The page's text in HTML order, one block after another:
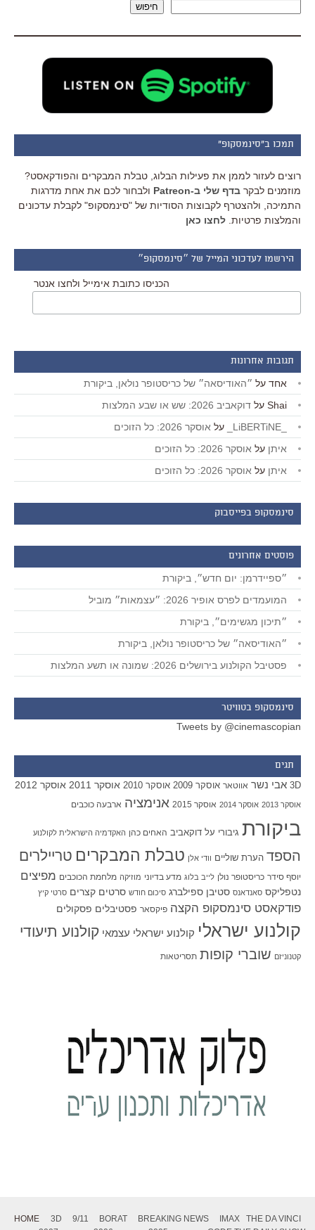
חיפוש
תמכו ב"סינמסקופ"
רוצים לעזור לממן את פעילות הבלוג, טבלת המבקרים והפודקאסט?
מוזמנים לבקר בדף שלי ב-Patreon
ולבחור לכם את אחת מדרגות
התמיכה, ולהצטרף לקבוצות הסודיות של "סינמסקופ" לקבלת עדכונים
והמלצות פרטיות. לחצו כאן
הירשמו לעדכוני המייל של ״סינמסקופ״
הכניסו כתובת אימייל ולחצו אנטר
תגובות אחרונות
אחד על ״האודיסאה״ של כריסטופר נולאן, ביקורת
Shai על דוקאביב 2026: שש או שבע המלצות
על אוסקר 2026: כל הזוכים
איתן על אוסקר 2026: כל הזוכים
איתן על אוסקר 2026: כל הזוכים
סינמסקופ בפייסבוק
פוסטים אחרונים
״ספיידרמן: יום חדש״, ביקורת
המועמדים לפרס אופיר 2026: ״עצמאות״ מוביל
״תיכון מגשימים״, ביקורת
״האודיסאה״ של כריסטופר נולאן, ביקורת
פסטיבל הקולנוע בירושלים 2026: שמונה או תשע המלצות
סינמסקופ בטוויטר
Tweets by @cinemascopian
תגים
3D אבי נשר אווטאר אוסקר 2009 אוסקר 2010 אוסקר 2011 אוסקר 2012
אוסקר 2013 אוסקר 2014 אוסקר 2015 אנימציה ארבעה כוכבים
ביקורת גיבורי על דוקאביב האחים כהן האקדמיה הישראלית לקולנוע
הספד הערת שוליים וודי אלן טבלת המבקרים טריילרים
יוסף סידר כריסטופר נולן לייב בלוג מדע בדיוני מוזיקה מלחמת הכוכבים מפיצים
נטפליקס סאנדאנס סטיבן ספילברג סיכום חודש סרטים קצרים סרטי קיץ
פודקאסט סינמסקופ הקצה פיקסאר פסטיבלים פסקולים
קולנוע ישראלי קולנוע ישראלי עצמאי קולנוע תיעודי
קטנוניזם שוברי קופות תסריטאות
HOME 3D 9/11 BORAT BREAKING NEWS IMAX
THE DA VINCI